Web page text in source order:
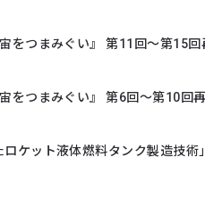
をつまみぐい』 第11回～第15
をつまみぐい』 第6回～第10回
ケット液体燃料タンク製造技術